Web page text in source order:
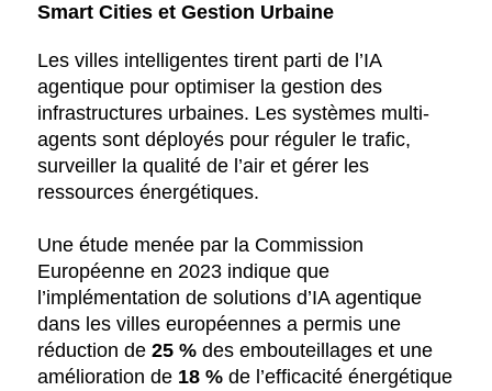
Smart Cities et Gestion Urbaine
Les villes intelligentes tirent parti de l’IA
agentique pour optimiser la gestion des
infrastructures urbaines. Les systèmes multi-
agents sont déployés pour réguler le trafic,
surveiller la qualité de l’air et gérer les
ressources énergétiques.
Une étude menée par la Commission
Européenne en 2023 indique que
l’implémentation de solutions d’IA agentique
dans les villes européennes a permis une
réduction de 25 %des embouteillages et une
amélioration de 18 %de l’efficacité énergétique